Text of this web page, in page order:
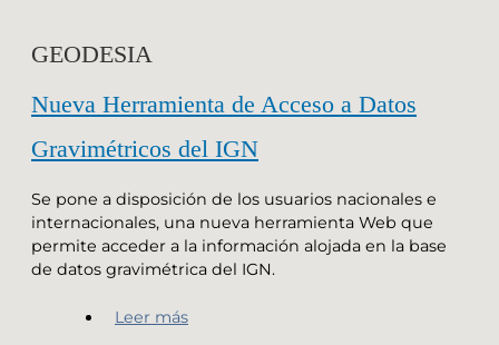
GEODESIA
Nueva Herramienta de Acceso a Datos
Gravimétricos del IGN
Se pone a disposición de los usuarios nacionales e
internacionales, una nueva herramienta Web que
permite acceder a la información alojada en la base
de datos gravimétrica del IGN.
Leer más